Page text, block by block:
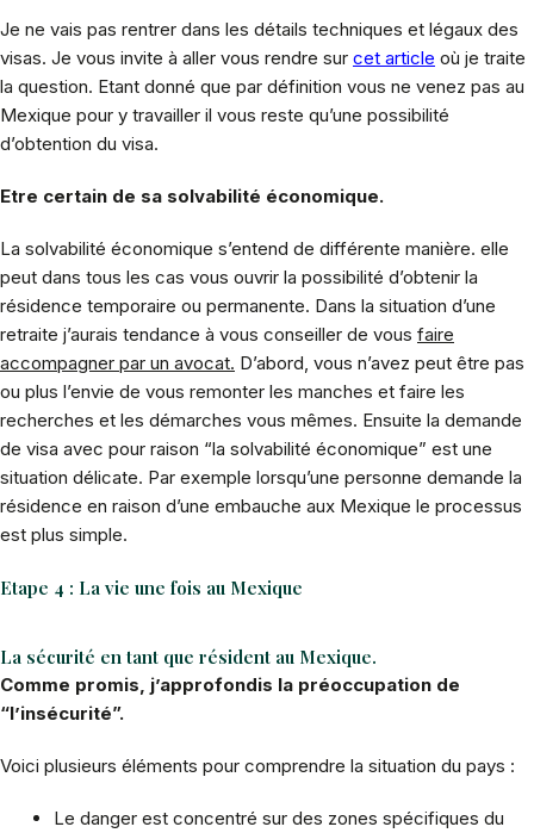
Je ne vais pas rentrer dans les détails techniques et légaux des
visas. Je vous invite à aller vous rendre sur cet article où je traite
la question. Etant donné que par définition vous ne venez pas au
Mexique pour y travailler il vous reste qu’une possibilité
d’obtention du visa.
Etre certain de sa solvabilité économique.
La solvabilité économique s’entend de différente manière. elle
peut dans tous les cas vous ouvrir la possibilité d’obtenir la
résidence temporaire ou permanente. Dans la situation d’une
retraite j’aurais tendance à vous conseiller de vous faire
accompagner par un avocat. D’abord, vous n’avez peut être pas
ou plus l’envie de vous remonter les manches et faire les
recherches et les démarches vous mêmes. Ensuite la demande
de visa avec pour raison “la solvabilité économique” est une
situation délicate. Par exemple lorsqu’une personne demande la
résidence en raison d’une embauche aux Mexique le processus
est plus simple.
Etape 4 : La vie une fois au Mexique
La sécurité en tant que résident au Mexique.
Comme promis, j’approfondis la préoccupation de
“l’insécurité”.
Voici plusieurs éléments pour comprendre la situation du pays :
Le danger est concentré sur des zones spécifiques du